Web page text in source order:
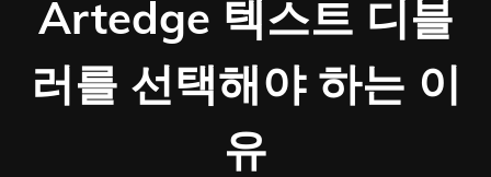
Artedge 텍스트 디블
러를 선택해야 하는 이
유